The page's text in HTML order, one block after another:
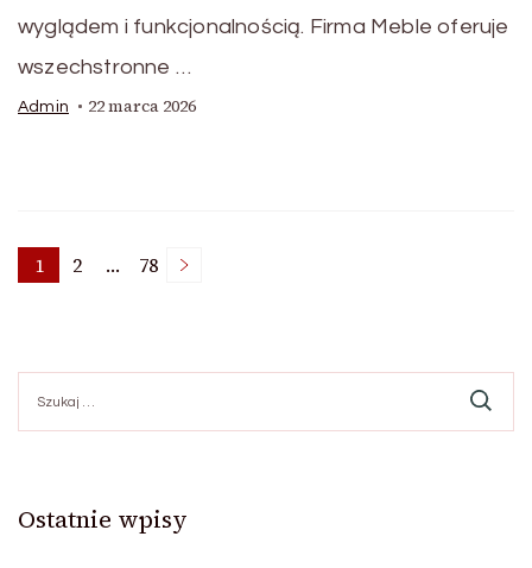
wyglądem i funkcjonalnością. Firma Meble oferuje
wszechstronne …
Admin 22 marca 2026
Stronicowanie
wpisów
Strona
1 Strona
2 … Strona
78
Ostatnie wpisy